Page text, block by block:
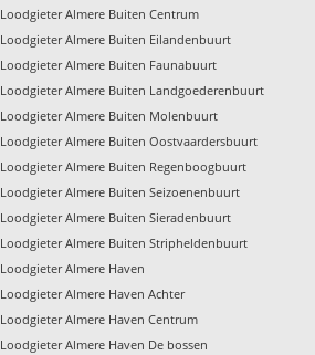
Loodgieter Almere Buiten Centrum
Loodgieter Almere Buiten Eilandenbuurt
Loodgieter Almere Buiten Faunabuurt
Loodgieter Almere Buiten Landgoederenbuurt
Loodgieter Almere Buiten Molenbuurt
Loodgieter Almere Buiten Oostvaardersbuurt
Loodgieter Almere Buiten Regenboogbuurt
Loodgieter Almere Buiten Seizoenenbuurt
Loodgieter Almere Buiten Sieradenbuurt
Loodgieter Almere Buiten Stripheldenbuurt
Loodgieter Almere Haven
Loodgieter Almere Haven Achter
Loodgieter Almere Haven Centrum
Loodgieter Almere Haven De bossen